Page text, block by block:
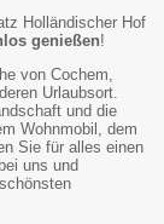
Holländischer Hof
genießen!
von Cochem,
Urlaubsort.
und die
Wohnmobil, dem
Sie für alles einen
uns und